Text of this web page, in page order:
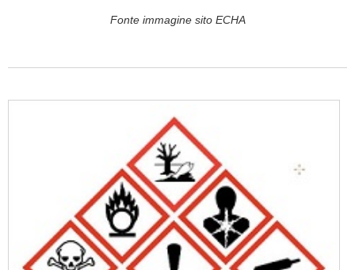
Fonte immagine sito ECHA